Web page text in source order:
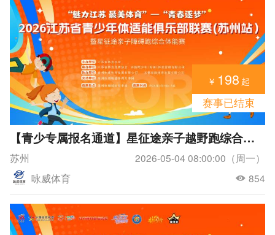
￥ 198 起
赛事已结束
【青少专属报名通道】星征途亲子越野跑综合体能赛（苏州站）
苏州
2026-05-04 08:00:00（周一）
咏威体育
854